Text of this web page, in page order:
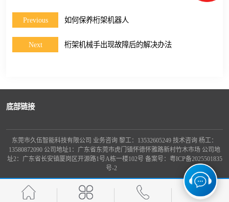
Previous 如何保养桁架机器人
Next 桁架机械手出现故障后的解决办法
底部链接
东莞市久伍智能科技有限公司 业务咨询 黎工：13532605249 技术咨询 杨工：
13580872090 公司地址1：广东省东莞市虎门镇怀德怀雅路新村竹木市场 公司地
址2：广东省长安镇厦岗区开源路1号A栋一楼102号 备案号： 粤ICP备2025501835
号-2